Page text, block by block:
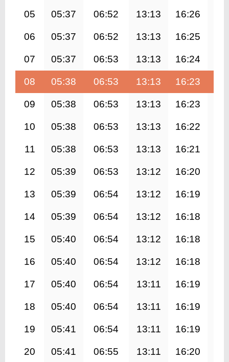
05 05:37 06:52 13:13 16:26
06 05:37 06:52 13:13 16:25
07 05:37 06:53 13:13 16:24
08 05:38 06:53 13:13 16:23
09 05:38 06:53 13:13 16:23
10 05:38 06:53 13:13 16:22
11 05:38 06:53 13:13 16:21
12 05:39 06:53 13:12 16:20
13 05:39 06:54 13:12 16:19
14 05:39 06:54 13:12 16:18
15 05:40 06:54 13:12 16:18
16 05:40 06:54 13:12 16:18
17 05:40 06:54 13:11 16:19
18 05:40 06:54 13:11 16:19
19 05:41 06:54 13:11 16:19
20 05:41 06:55 13:11 16:20